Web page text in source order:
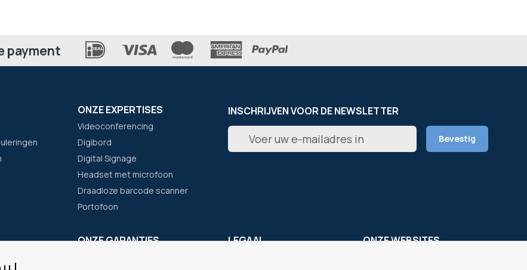
payment
ONZE EXPERTISES
Videoconferencing
Digibord
Digital Signage
Headset met microfoon
Draadloze barcode scanner
Portofoon
INSCHRIJVEN VOOR DE NEWSLETTER
Abonneer
op
Bevestig
ONZE GARANTIES LEGAAL ONZE WEBSITES